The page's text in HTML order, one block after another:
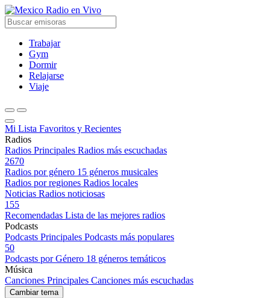
Radio en Vivo
Trabajar
Gym
Dormir
Relajarse
Viaje
Mi Lista Favoritos y Recientes
Radios
Radios Principales Radios más escuchadas
2670
Radios por género 15 géneros musicales
Radios por regiones Radios locales
Noticias Radios noticiosas
155
Recomendadas Lista de las mejores radios
Podcasts
Podcasts Principales Podcasts más populares
50
Podcasts por Género 18 géneros temáticos
Música
Canciones Principales Canciones más escuchadas
Cambiar tema